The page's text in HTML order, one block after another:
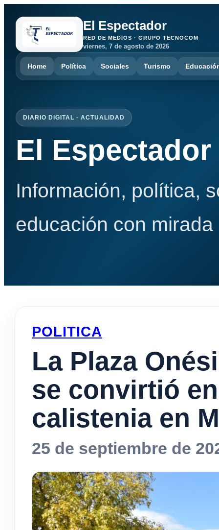
El Espectador
RED DE MEDIOS · GRUPO TECNOCOM
viernes, 7 de agosto de 2026
Home Política Sociales Turismo
DIARIO DIGITAL · ACTUALIDAD
El Espectador
Información, política,
educación con
POLITICA
La Plaza
se convirtió
calistenia en
25 de septiembre de